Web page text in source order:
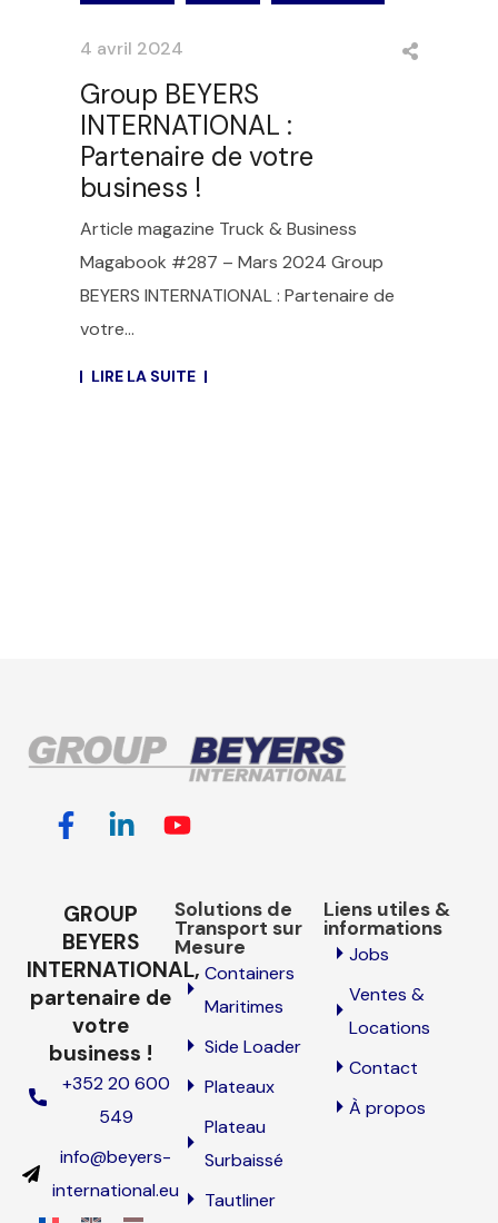
4 avril 2024
Group BEYERS
INTERNATIONAL :
Partenaire de votre
business !
Article magazine Truck & Business
Magabook #287 – Mars 2024 Group
BEYERS INTERNATIONAL : Partenaire de
votre...
LIRE LA SUITE
GROUP
BEYERS
INTERNATIONAL,
partenaire de
votre
business !
+352 20 600
549
info@beyers-
international.eu
Solutions de
Transport sur
Mesure
Containers
Maritimes
Side Loader
Plateaux
Plateau
Surbaissé
Tautliner
Liens utiles &
informations
Jobs
Ventes &
Locations
Contact
À propos